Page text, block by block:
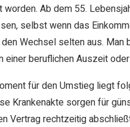
worden. Ab dem 55.
selbst wenn das
Wechsel selten aus.
einer beruflichen Auszeit
für den Umstieg liegt
Krankenakte sorgen für
Vertrag rechtzeitig